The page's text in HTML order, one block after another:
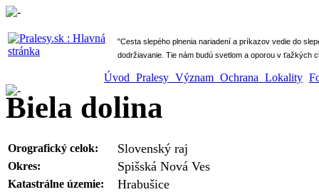
" Cesta slepého plnenia nariadení a príkazov vedie do
dodržiavanie. Tie nám budú svetlom a oporou v ťažkých
Úvod Pralesy Význam Ochrana Lokality
Biela dolina
Orografický celok: Slovenský raj
Okres: Spišská Nová Ves
Katastrálne územie: Hrabušice